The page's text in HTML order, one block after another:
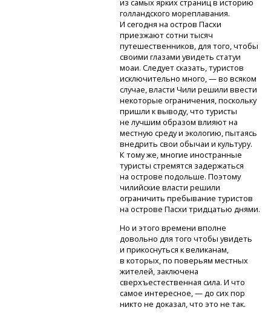
из самых ярких страниц в историю
голландского мореплавания.
И сегодня на остров Пасхи
приезжают сотни тысяч
путешественников, для того, чтобы
своими глазами увидеть статуи
моаи. Следует сказать, туристов
исключительно много, — во всяком
случае, власти Чили решили ввести
некоторые ограничения, поскольку
пришли к выводу, что туристы
не лучшим образом влияют на
местную среду и экологию, пытаясь
внедрить свои обычаи и культуру.
К тому же, многие иностранные
туристы стремятся задержаться
на острове подольше. Поэтому
чилийские власти решили
ограничить пребывание туристов
на острове Пасхи тридцатью днями.
Но и этого времени вполне
довольно для того чтобы увидеть
и прикоснуться к великанам,
в которых, по поверьям местных
жителей, заключена
сверхъестественная сила. И что
самое интересное, — до сих пор
никто не доказал, что это не так.